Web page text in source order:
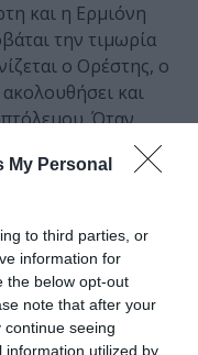
My Personal
to third parties, or
information for
the below opt-out
note that after your
seeing
information utilized by
και η Ερμιόνη
την τιμωρία
ο Ορέστης, ο
και
Όταν
παλάτι και ενώ ο
η θεά Θέτις
με το γιό της
αναγγέλλει ότι θα
της στο νησί των